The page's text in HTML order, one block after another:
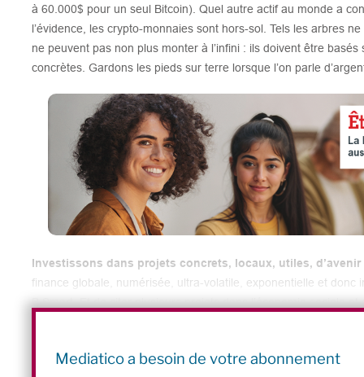
à 60.000$ pour un seul Bitcoin). Quel autre actif au monde a
l’évidence, les crypto-monnaies sont hors-sol. Tels les arbres
ne peuvent pas non plus monter à l’infini : ils doivent être
concrètes. Gardons les pieds sur terre lorsque l’on parle
Investissons dans projets concrets, locaux, utiles, d’avenir
finance globale, numérisée, ultra-volatile, exponentielle et donc
B Smart. Et de citer plusieurs projets dans l’économie sociale
Mediatico a besoin de votre abonnement